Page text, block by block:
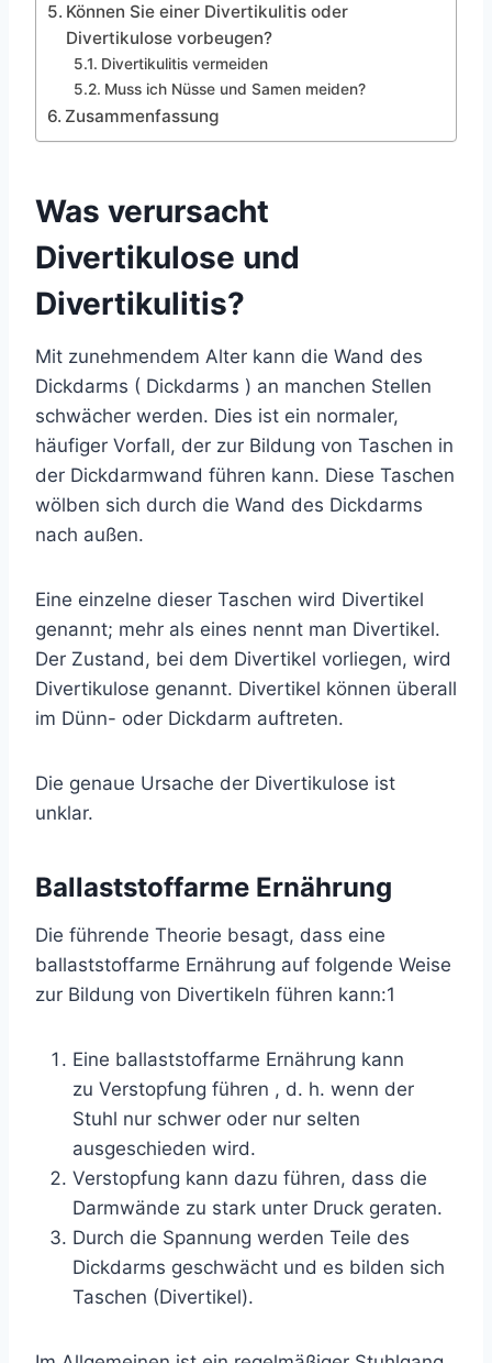
Können Sie einer Divertikulitis oder
Divertikulose vorbeugen?
Divertikulitis vermeiden
Muss ich Nüsse und Samen meiden?
Zusammenfassung
Was verursacht
Divertikulose und
Divertikulitis?
Mit zunehmendem Alter kann die Wand des
Dickdarms ( Dickdarms ) an manchen Stellen
schwächer werden. Dies ist ein normaler,
häufiger Vorfall, der zur Bildung von Taschen in
der Dickdarmwand führen kann. Diese Taschen
wölben sich durch die Wand des Dickdarms
nach außen.
Eine einzelne dieser Taschen wird Divertikel
genannt; mehr als eines nennt man Divertikel.
Der Zustand, bei dem Divertikel vorliegen, wird
Divertikulose genannt. Divertikel können überall
im Dünn- oder Dickdarm auftreten.
Die genaue Ursache der Divertikulose ist
unklar.
Ballaststoffarme Ernährung
Die führende Theorie besagt, dass eine
ballaststoffarme Ernährung auf folgende Weise
zur Bildung von Divertikeln führen kann:1
Eine ballaststoffarme Ernährung kann
zu Verstopfung führen , d. h. wenn der
Stuhl nur schwer oder nur selten
ausgeschieden wird.
Verstopfung kann dazu führen, dass die
Darmwände zu stark unter Druck geraten.
Durch die Spannung werden Teile des
Dickdarms geschwächt und es bilden sich
Taschen (Divertikel).